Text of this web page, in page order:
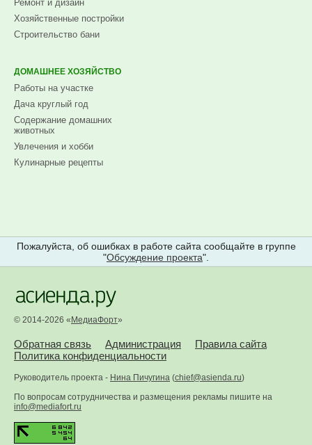
Ремонт и дизайн
Хозяйственные постройки
Строительство бани
ДОМАШНЕЕ ХОЗЯЙСТВО
Работы на участке
Дача круглый год
Содержание домашних
животных
Увлечения и хобби
Кулинарные рецепты
Пожалуйста, об ошибках в работе сайта сообщайте в группе
"Обсуждение проекта".
© 2014-2026 «МедиаФорт»
Обратная связь Администрация
Правила сайта
Политика конфиденциальности
Руководитель проекта - Нина Пичугина (chief@asienda.ru)
По вопросам сотрудничества и размещения рекламы пишите на
info@mediafort.ru